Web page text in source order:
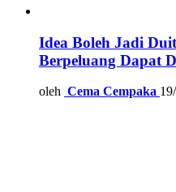
Idea Boleh Jadi
Berpeluang Dapat
oleh Cema Cempaka